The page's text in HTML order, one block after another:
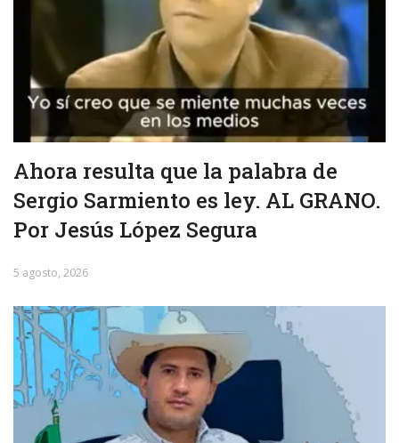
Ahora resulta que la palabra de
Sergio Sarmiento es ley. AL GRANO.
Por Jesús López Segura
5 agosto, 2026